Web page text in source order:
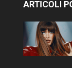
ARTICOLI